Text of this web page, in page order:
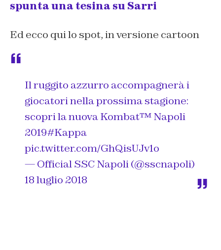
spunta una tesina su Sarri
Ed ecco qui lo spot, in versione cartoon
Il ruggito azzurro accompagnerà i
giocatori nella prossima stagione:
scopri la nuova Kombat™️ Napoli
2019#Kappa
pic.twitter.com/GhQisUJv1o
— Official SSC Napoli (@sscnapoli)
18 luglio 2018